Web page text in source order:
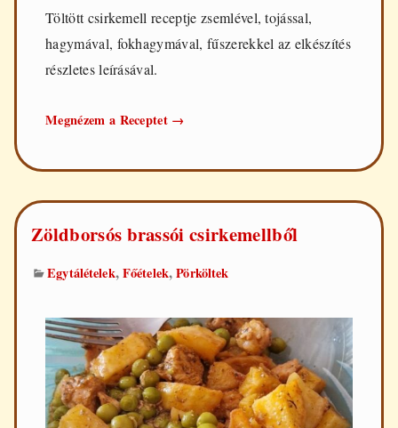
Töltött csirkemell receptje zsemlével, tojással,
hagymával, fokhagymával, fűszerekkel az elkészítés
részletes leírásával.
Megnézem a Receptet Töltött
→
Zöldborsós brassói csirkemellből
Egytálételek,Főételek,Pörköltek